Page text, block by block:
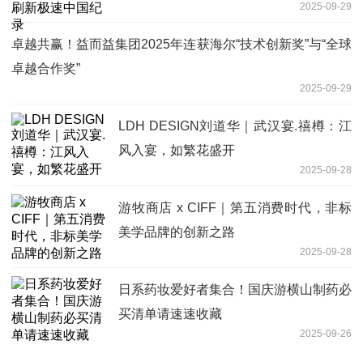
2025-09-29
卓越共赢！益而益集团2025年连获海尔“技术创新奖”与“全球
卓越合作奖”
2025-09-29
LDH DESIGN刘道华｜武汉宴.禧樽：江
风入宴，如繁花盛开
2025-09-28
游牧商店 x CIFF｜第五消费时代，非标
美学品牌的创新之路
2025-09-28
日系药妆爱好者集合！国庆游横山制药必
买清单请速速收藏
2025-09-26